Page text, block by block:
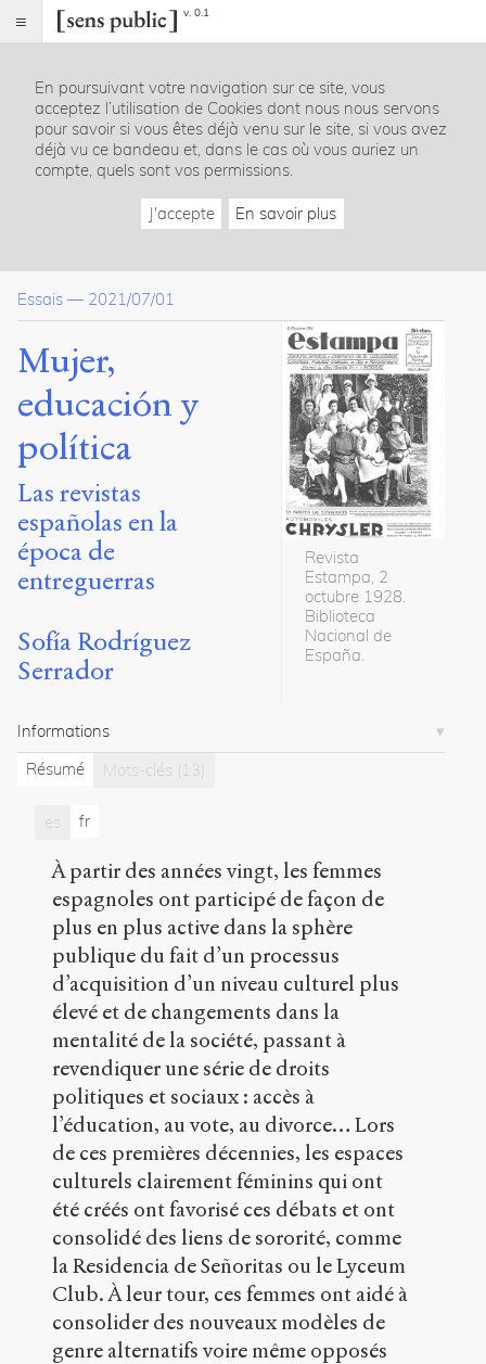
v. 0.1
Index
Article
Table
des
A modo de conclusión
Bibliografía
Dossier(s)
Des journaux pour toutes. Femmes
et féministes dans la presse en
France, Italie et Espagne au XXe
Magali
Guaresi
Maria
Grazia
Scrimieri
articles
Notes
Citer /
Partager
Exporter
Rodríguez
Serrador,
Sofía.
Mujer,
educación
política,
Las
revistas
españolas
época
entreguerras
2021.
Sens
public.
En poursuivant votre navigation sur ce site, vous
acceptez l’utilisation de Cookies dont nous nous servons
pour savoir si vous êtes déjà venu sur le site, si vous avez
déjà vu ce bandeau et, dans le cas où vous auriez un
compte, quels sont vos permissions.
J'accepte En savoir plus
Essais — 2021/07/01
Mujer,
educación y
política
Las revistas
españolas en la
época de
entreguerras
Sofía Rodríguez
Serrador
Revista
Estampa, 2
octubre 1928.
Biblioteca
Nacional de
España.
Informations
Résumé
Mots-clés (13)
es fr
À partir des années vingt, les femmes
espagnoles ont participé de façon de
plus en plus active dans la sphère
publique du fait d’un processus
d’acquisition d’un niveau culturel plus
élevé et de changements dans la
mentalité de la société, passant à
revendiquer une série de droits
politiques et sociaux : accès à
l’éducation, au vote, au divorce… Lors
de ces premières décennies, les espaces
culturels clairement féminins qui ont
été créés ont favorisé ces débats et ont
consolidé des liens de sororité, comme
la Residencia de Señoritas ou le Lyceum
Club. À leur tour, ces femmes ont aidé à
consolider des nouveaux modèles de
genre alternatifs voire même opposés